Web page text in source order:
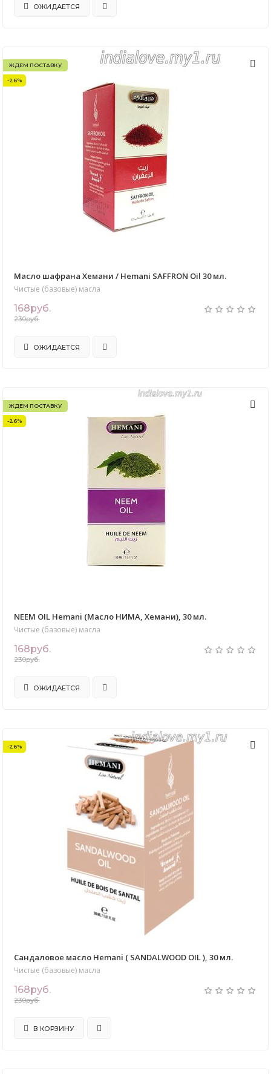
ОЖИДАЕТСЯ
ЖДЕМ ПОСТАВКУ
-26%
Масло шафрана Хемани / Hemani SAFFRON Oil 30 мл.
Чистые (базовые) масла
168руб.
230руб.
ОЖИДАЕТСЯ
ЖДЕМ ПОСТАВКУ
-26%
NEEM OIL Hemani (Масло НИМА, Хемани), 30 мл.
Чистые (базовые) масла
168руб.
230руб.
ОЖИДАЕТСЯ
-26%
Сандаловое масло Hemani ( SANDALWOOD OIL ), 30 мл.
Чистые (базовые) масла
168руб.
230руб.
В КОРЗИНУ